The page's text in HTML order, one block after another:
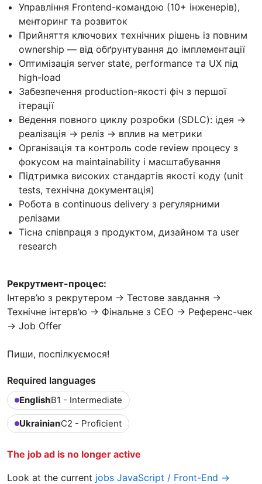
Управління Frontend-командою (10+ інженерів),
менторинг та розвиток
Прийняття ключових технічних рішень із повним
ownership — від обґрунтування до імплементації
Оптимізація server state, performance та UX під
high-load
Забезпечення production-якості фіч з першої
ітерації
Ведення повного циклу розробки (SDLC): ідея →
реалізація → реліз → вплив на метрики
Організація та контроль code review процесу з
фокусом на maintainability і масштабування
Підтримка високих стандартів якості коду (unit
tests, технічна документація)
Робота в continuous delivery з регулярними
релізами
Тісна співпраця з продуктом, дизайном та user
research
Рекрутмент-процес:
Інтерв’ю з рекрутером → Тестове завдання →
Технічне інтерв’ю → Фінальне з CEO → Референс-чек
→ Job Offer
Пиши, поспілкуємося!
Required languages
EnglishB1 - Intermediate
UkrainianC2 - Proficient
The job ad is no longer active
Look at the current jobs JavaScript / Front-End →